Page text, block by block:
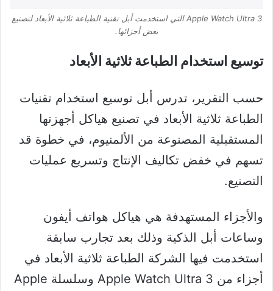
Apple Watch Ultra 3 التي استخدمت أبل تقنية الطباعة ثلاثية الأبعاد لتصنيع
بعض أجزائها.
توسيع استخدام الطباعة ثلاثية الأبعاد
حسب التقرير، تدرس أبل توسيع استخدام تقنيات
الطباعة ثلاثية الأبعاد في تصنيع هياكل أجهزتها
المستقبلية المصنوعة من الألمنيوم، في خطوة قد
تسهم في خفض تكاليف الإنتاج وتسريع عمليات
التصنيع.
والأجزاء المستهدفة هي هياكل هواتف أيفون
وساعات أبل الذكية وذلك بعد تجارب سابقة
استخدمت فيها الشركة الطباعة ثلاثية الأبعاد في
أجزاء من Apple Watch Ultra 3 وسلسلة Apple